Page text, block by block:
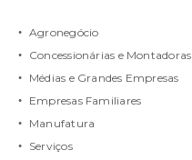
Agronegócio
Concessionárias e Montadoras
Médias e Grandes Empresas
Empresas Familiares
Manufatura
Serviços